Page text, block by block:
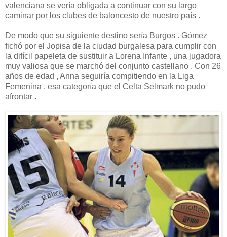
valenciana se vería obligada a continuar con su largo
caminar por los clubes de baloncesto de nuestro país .
De modo que su siguiente destino sería Burgos . Gómez
fichó por el Jopisa de la ciudad burgalesa para cumplir con
la difícil papeleta de sustituir a Lorena Infante , una jugadora
muy valiosa que se marchó del conjunto castellano . Con 26
años de edad , Anna seguiría compitiendo en la Liga
Femenina , esa categoría que el Celta Selmark no pudo
afrontar .